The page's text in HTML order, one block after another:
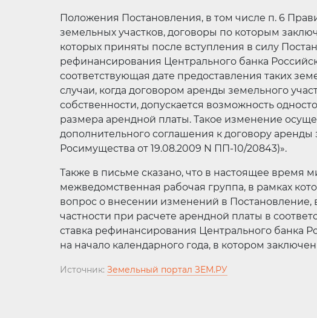
Положения Постановления, в том числе п. 6
земельных участков, договоры по которым
которых приняты после вступления в силу
рефинансирования Центрального банка
соответствующая дате предоставления таких
случаи, когда договором аренды земельного
собственности, допускается возможность
размера арендной платы. Такое изменение
дополнительного соглашения к договору аренды
Росимущества от 19.08.2009 N ПП-10/20843)».
Также в письме сказано, что в настоящее время
межведомственная рабочая группа, в рамках
вопрос о внесении изменений в Постановление,
частности при расчете арендной платы в
ставка рефинансирования Центрального банка
на начало календарного года, в котором
Источник: Земельный портал ЗЕМ.РУ